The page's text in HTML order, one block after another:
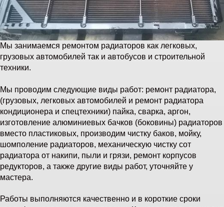
Мы занимаемся ремонтом радиаторов как легковых,
грузовых автомобилей так и автобусов и строительной
техники.
Мы проводим следующие виды работ: ремонт радиатора,
(грузовых, легковых автомобилей и ремонт радиатора
кондиционера и спецтехники) пайка, сварка, аргон,
изготовление алюминиевых бачков (боковины) радиаторов
вместо пластиковых, производим чистку баков, мойку,
шомполение радиаторов, механическую чистку сот
радиатора от накипи, пыли и грязи, ремонт корпусов
редукторов, а также другие виды работ, уточняйте у
мастера.
Работы выполняются качественно и в короткие сроки